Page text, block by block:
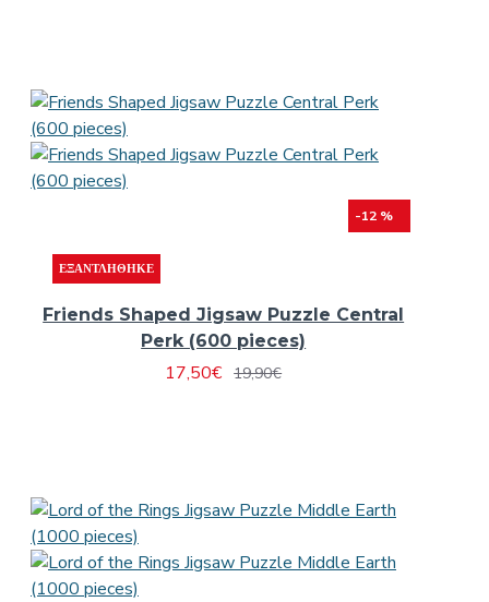
-12 %
ΕΞΑΝΤΛΉΘΗΚΕ
Friends Shaped Jigsaw Puzzle Central
Perk (600 pieces)
17,50€ 19,90€